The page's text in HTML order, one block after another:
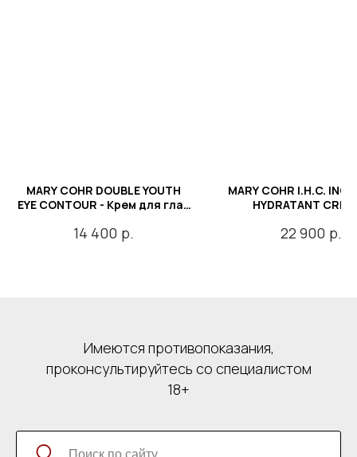
MARY COHR DOUBLE YOUTH
EYE CONTOUR - Крем для глаз
14 400 р.
MARY COHR I.H.C.
HYDRATANT
крем для22 900 р.
Имеются противопоказания,
проконсультируйтесь со специалистом
18+